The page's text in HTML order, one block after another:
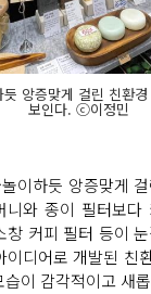
앙증맞게 걸린 친환
보인다. ⓒ이정민
이하듯 앙증맞게
니와 종이 필터보
창 커피 필터 등이
디어로 개발된 친
이 감각적이고 새